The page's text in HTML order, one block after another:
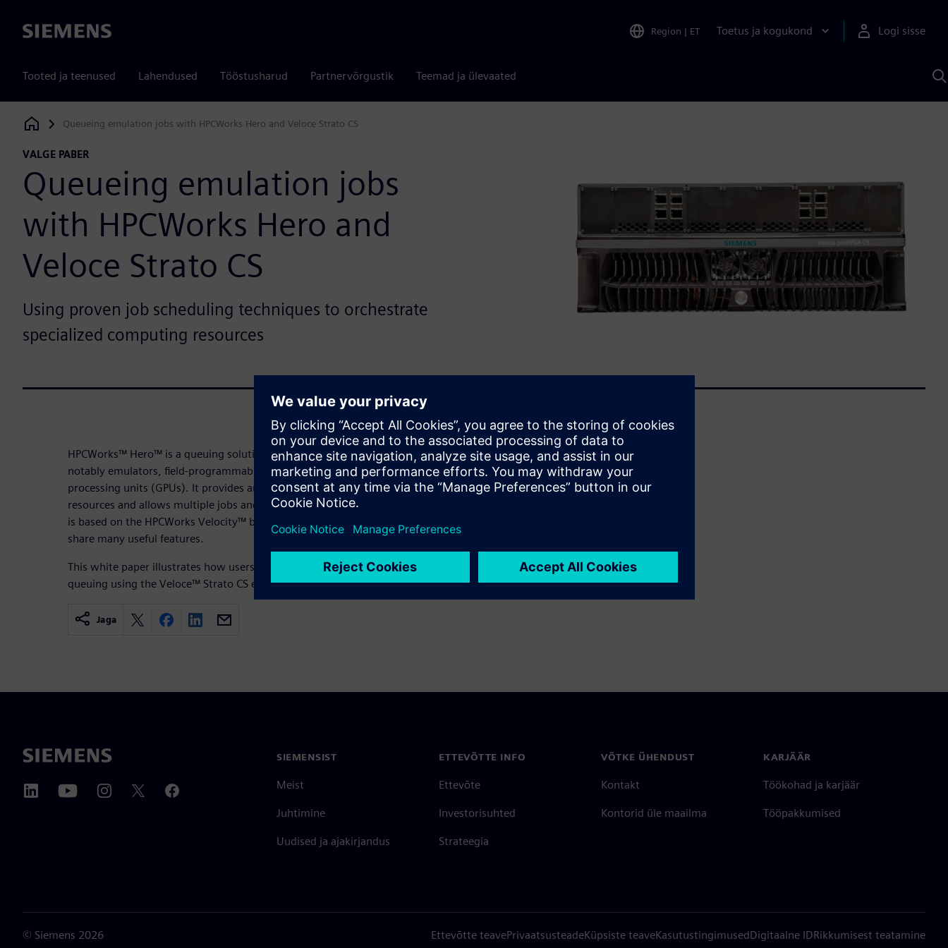
Siemens Region | ET Toetus ja kogukond Logi sisse
Tooted ja teenused Lahendused Tööstusharud Partnervõrgustik Teemad ja ülevaated
Siemens Digital Industries Software
Queueing emulation jobs with HPCWorks Hero and Veloce Strato CS
VALGE PABER
Queueing emulation jobs
with HPCWorks Hero and
Veloce Strato CS
Using proven job scheduling techniques to orchestrate
specialized computing resources
HPCWorks™ Hero™ is a queuing solution for specialized compute resources,
notably emulators, field-programmable gate arrays (FPGAs) and graphics
processing units (GPUs). It provides an abstract definition of hardware
resources and allows multiple jobs and resources to share a common queue. It
is based on the HPCWorks Velocity™ batch queue system, and the two solutions
share many useful features.
This white paper illustrates how users can apply those features to emulation job
queuing using the Veloce™ Strato CS emulator. Download it now to learn more.
Jaga
SIEMENSIST
Meist
Juhtimine
Uudised ja ajakirjandus
ETTEVÕTTE INFO
Ettevõte
Investorisuhted
Strateegia
VÕTKE ÜHENDUST
Kontakt
Kontorid üle maailma
KARJÄÄR
Töökohad ja karjäär
Tööpakkumised
© Siemens 2026 Ettevõtte teavePrivaatsusteadeKüpsiste teaveKasutustingimusedDigitaalne IDRikkumisest teatamine